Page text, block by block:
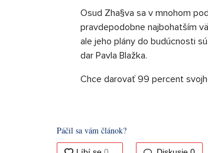
Osud Zha§va sa v mnohom
pravdepodobne najbohatším
ale jeho plány do budúcnosti
dar Pavla Blažka.
Chce darovať 99 percent
Páčil sa vám článok?